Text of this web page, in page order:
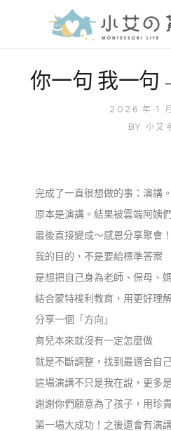
你一句 我一句
2026 年 1
BY 小艾
完成了一直很想做的事：演講。
原本是演講。結果被雲端阿姨
最後直接變成～感恩分享聚會！
我的目的，不是要給標準答案
是想把自己身為老師、保母、
結合蒙特梭利教育，用更好理
分享一個「方向」
育兒本來就沒有一定怎麼做
就是不斷調整，找到最適合自
這場演講不只是我在說，更多
謝謝你們願意為了孩子，用珍
第一場大成功！之後還會有演